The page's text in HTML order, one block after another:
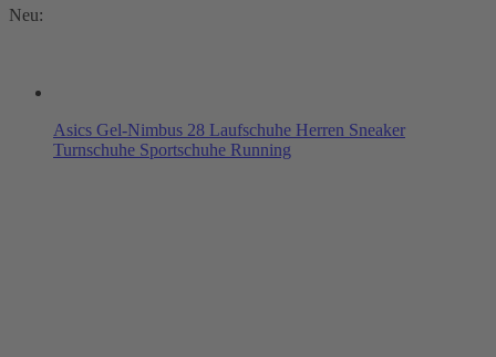
Neu:
Asics Gel-Nimbus 28 Laufschuhe Herren Sneaker
Turnschuhe Sportschuhe Running